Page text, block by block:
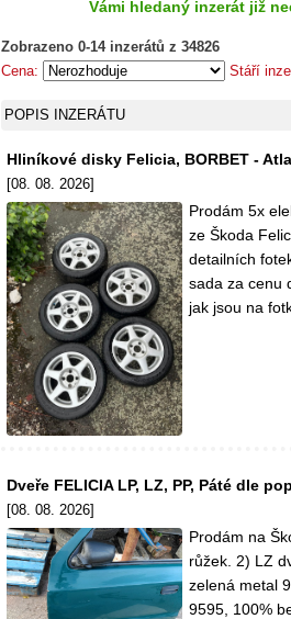
Vámi hledaný inzerát již
Zobrazeno 0-14 inzerátů z 34826
Cena:
Stáří
POPIS INZERÁTU
Hliníkové disky Felicia, BORBET -
[08. 08. 2026]
Prodám 5x
ze Škoda
detailních
sada za cenu
jak jsou na
Dveře FELICIA LP, LZ, PP, Páté dle
[08. 08. 2026]
Prodám na
růžek. 2) LZ
zelená metal
9595, 100%